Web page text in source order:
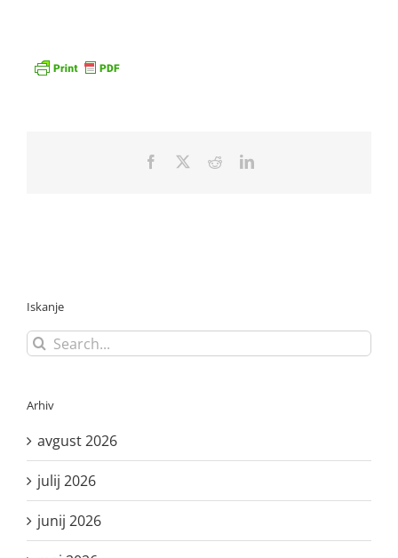
Facebook RedditLinkedIn
Iskanje
Search
for:
Arhiv
avgust 2026
julij 2026
junij 2026